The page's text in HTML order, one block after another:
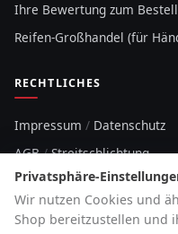
Ihre Bewertung zum
Reifen-Großhandel (für
RECHTLICHES
Impressum / Datenschutz
AGB/Streitschlichtung
Sitemap
Cookie-Hinweis
Privatsphäre-
Wir nutzen Cookies und
Shop bereitzustellen